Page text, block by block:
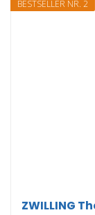
BESTSELLER NR. 2
ZWILLING